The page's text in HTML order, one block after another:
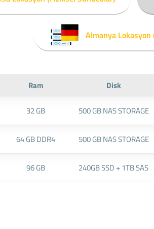
Almanya
Ram Disk
32 GB 500 GB NAS STORAGE
64 GB DDR4 500 GB NAS STORAGE
96 GB 240GB SSD + 1TB SAS